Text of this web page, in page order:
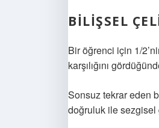
BILIŞSEL
Bir öğrenci için 1/
karşılığını
Sonsuz tekrar eden
doğruluk ile sezgisel